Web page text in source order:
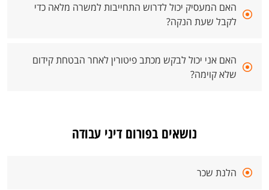
האם המעסיק יכול לדרוש התחייבות למשרה מלאה כדי
לקבל שעת הנקה?
האם אני יכול לבקש מכתב פיטורין לאחר הבטחת קידום
שלא קוימה?
נושאים בפורום דיני עבודה
הלנת שכר